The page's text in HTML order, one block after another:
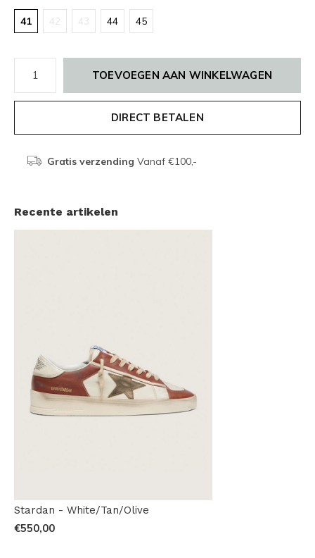
41 42 43 44 45
TOEVOEGEN AAN WINKELWAGEN
DIRECT BETALEN
Gratis verzending Vanaf €100,-
Recente artikelen
Stardan - White/Tan/Olive
€550,00